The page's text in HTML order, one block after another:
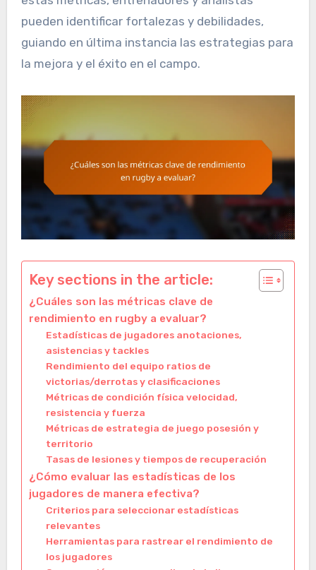
pueden identificar fortalezas y debilidades,
guiando en última instancia las estrategias para
la mejora y el éxito en el campo.
Key sections in the article:
¿Cuáles son las métricas clave de
rendimiento en rugby a evaluar?
Estadísticas de jugadores anotaciones,
asistencias y tackles
Rendimiento del equipo ratios de
victorias/derrotas y clasificaciones
Métricas de condición física velocidad,
resistencia y fuerza
Métricas de estrategia de juego posesión y
territorio
Tasas de lesiones y tiempos de recuperación
¿Cómo evaluar las estadísticas de los
jugadores de manera efectiva?
Criterios para seleccionar estadísticas
relevantes
Herramientas para rastrear el rendimiento de
los jugadores